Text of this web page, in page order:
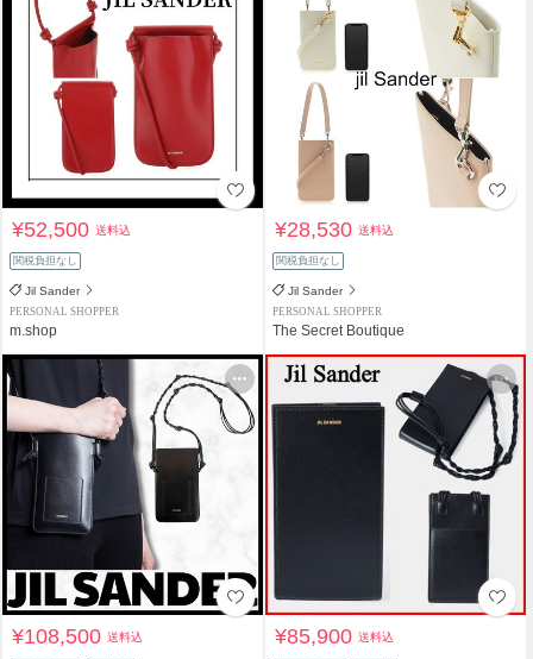
¥52,500送料込
関税負担なし
Jil Sander
PERSONAL SHOPPER
m.shop
¥28,530送料込
関税負担なし
Jil Sander
PERSONAL SHOPPER
The Secret Boutique
¥108,500送料込 ¥85,900送料込